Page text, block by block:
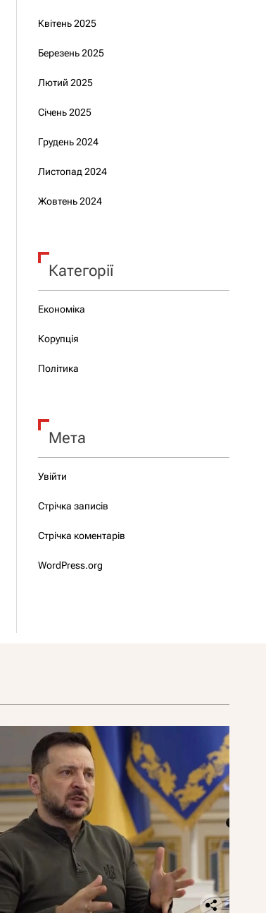
Квітень 2025
Березень 2025
Лютий 2025
Січень 2025
Грудень 2024
Листопад 2024
Жовтень 2024
Категорії
Економіка
Корупція
Політика
Мета
Увійти
Стрічка записів
Стрічка коментарів
WordPress.org